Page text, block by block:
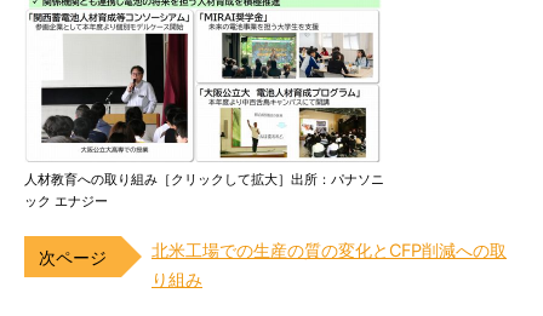
人材教育への取り組み［クリックして拡大］出所：パナソニ
ック エナジー
北米工場での生産の質の変化とCFP削減への取
り組み